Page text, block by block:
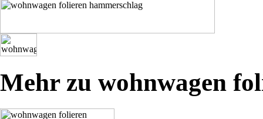
Mehr zu wohnwagen